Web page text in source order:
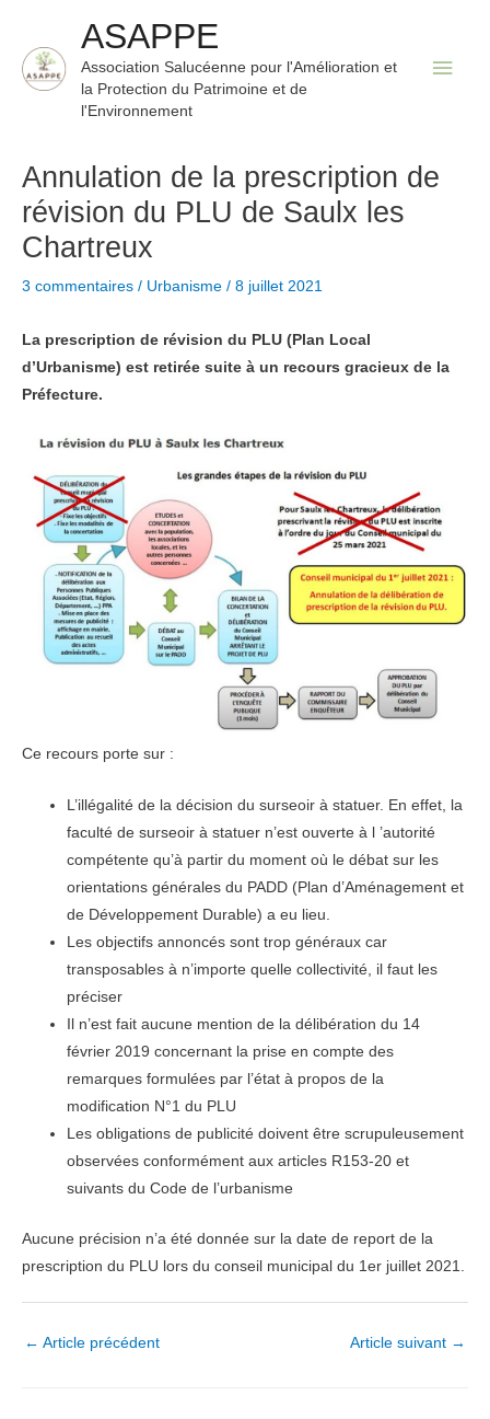
contenu
ASAPPE
Association Salucéenne pour l'Amélioration et
la Protection du Patrimoine et de
l'Environnement
Annulation de la prescription de
révision du PLU de Saulx les
Chartreux
3 commentaires / Urbanisme / 8 juillet 2021
La prescription de révision du PLU (Plan Local
d’Urbanisme) est retirée suite à un recours gracieux de la
Préfecture.
Ce recours porte sur :
L’illégalité de la décision du surseoir à statuer. En effet, la
faculté de surseoir à statuer n’est ouverte à l ’autorité
compétente qu’à partir du moment où le débat sur les
orientations générales du PADD (Plan d’Aménagement et
de Développement Durable) a eu lieu.
Les objectifs annoncés sont trop généraux car
transposables à n’importe quelle collectivité, il faut les
préciser
Il n’est fait aucune mention de la délibération du 14
février 2019 concernant la prise en compte des
remarques formulées par l’état à propos de la
modification N°1 du PLU
Les obligations de publicité doivent être scrupuleusement
observées conformément aux articles R153-20 et
suivants du Code de l’urbanisme
Aucune précision n’a été donnée sur la date de report de la
prescription du PLU lors du conseil municipal du 1er juillet 2021.
Navigation
← Article précédent Article suivant →